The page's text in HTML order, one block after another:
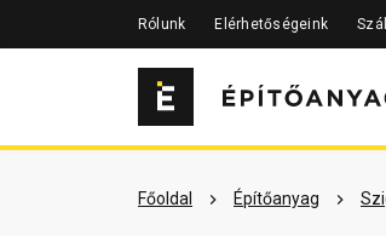
Rólunk Elérhetőségeink
Főoldal Építőanyag
Részletes